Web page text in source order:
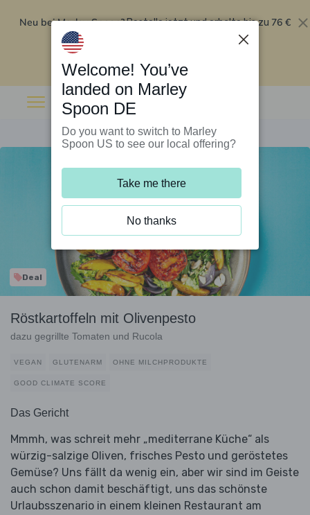
Neu bei Marley Spoon?Bestelle jetzt und erhalte bis zu 76 €
Rabatt auf deine ersten fünf Boxen
Deal
Röstkartoffeln mit Olivenpesto
dazu gegrillte Tomaten und Rucola
VEGAN GLUTENARM OHNE MILCHPRODUKTE
GOOD CLIMATE SCORE
Das Gericht
Mmmh, was schreit mehr „mediterrane Küche“ als
würzig-salzige Oliven, frisches Pesto und geröstetes
Gemüse? Uns fällt da wenig ein, aber wir sind im Geiste
auch schon damit beschäftigt, uns das schönste
Urlaubsszenario in einem kleinen Restaurant am
Welcome! You’ve
landed on Marley
Spoon DE
Do you want to switch to Marley
Spoon US to see our local offering?
Take me there
No thanks